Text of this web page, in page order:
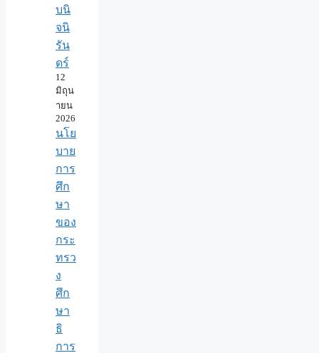
บนิ
จนิ
รัน
ดร์
12
มิถุน
ายน
2026
นโย
บาย
การ
ศึก
ษา
ของ
กระ
ทรว
ง
ศึก
ษา
ธิ
การ